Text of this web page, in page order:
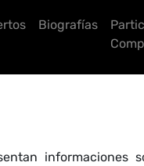
Biografías
informaciones